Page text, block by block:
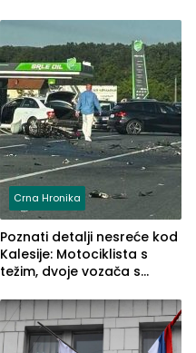
Crna Hronika
Poznati detalji nesreće kod
Kalesije: Motociklista s
težim, dvoje vozača s